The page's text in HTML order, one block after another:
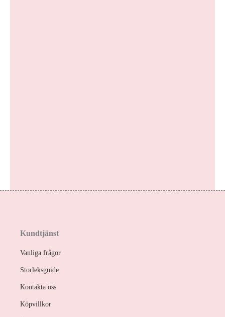
Kundtjänst
Vanliga frågor
Storleksguide
Kontakta oss
Köpvillkor